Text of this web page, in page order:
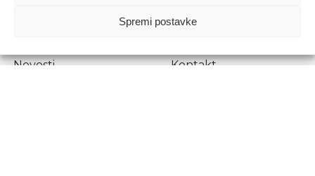
Spremi postavke
Prenošenje sadržaja dopušteno je uz navođenje izvora.
Novosti
Kontakt